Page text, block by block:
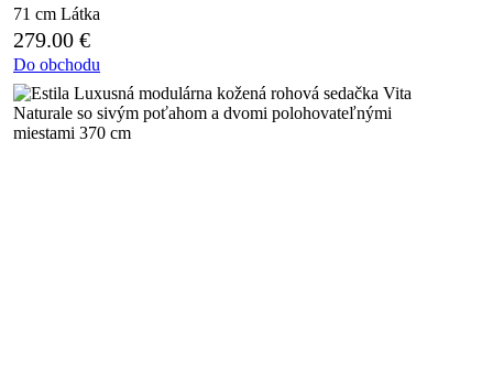
71 cm Látka
279.00 €
Do obchodu